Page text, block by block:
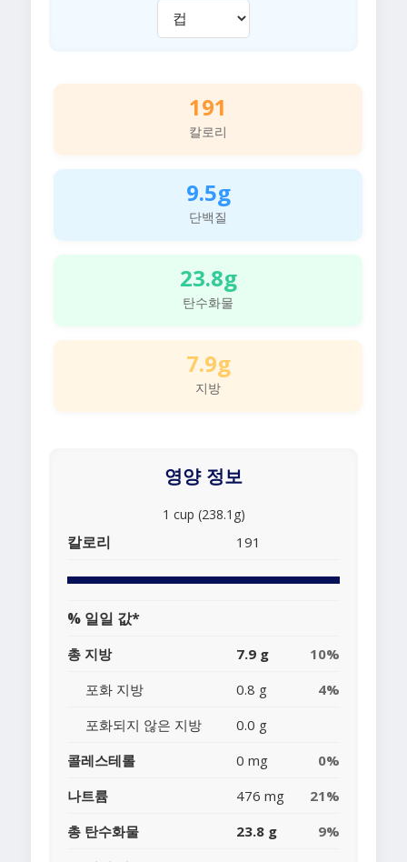
191
칼로리
9.5g
단백질
23.8g
탄수화물
7.9g
지방
영양 정보
1 cup (238.1g)
칼로리 191
% 일일 값*
총 지방 7.9 g
10%
포화 지방
0.8 g
4%
포화되지 않은 지방
0.0 g
콜레스테롤
0 mg
0%
나트륨
476 mg
21%
총 탄수화물
23.8 g
9%